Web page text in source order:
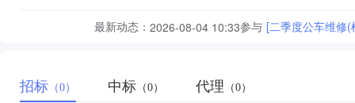
最新动态： 2026-08-04 10:33参与 [二季度公车维修
招标 （0） 中标 （0） 代理 （0）